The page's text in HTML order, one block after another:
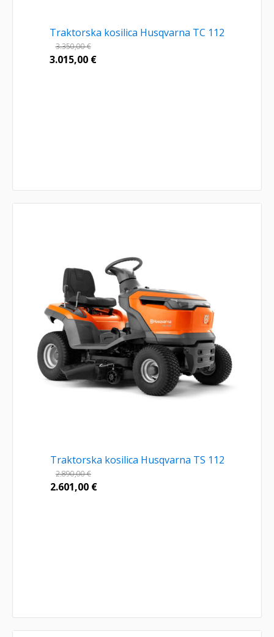
Traktorska kosilica Husqvarna TC 112
3.350,00€
3.015,00 €
Traktorska kosilica Husqvarna TS 112
2.890,00€
2.601,00 €